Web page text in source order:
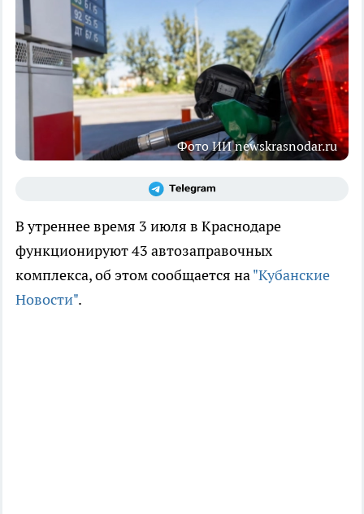
Фото ИИ newskrasnodar.ru
В утреннее время 3 июля в Краснодаре
функционируют 43 автозаправочных
комплекса, об этом сообщается на"Кубанские
Новости".